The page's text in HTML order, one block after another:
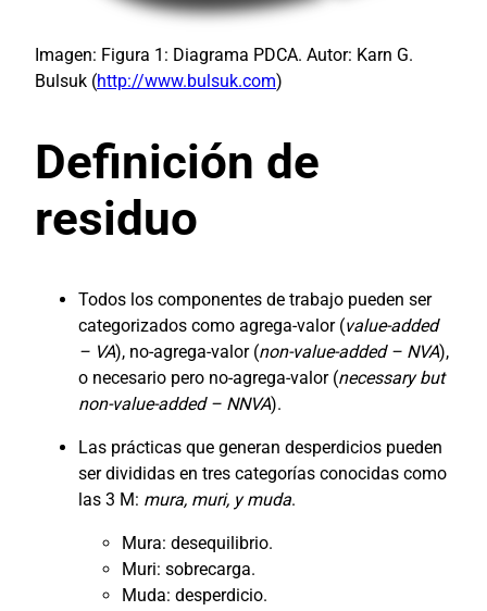
Imagen: Figura 1: Diagrama PDCA. Autor: Karn G.
Bulsuk (http://www.bulsuk.com)
Definición de
residuo
Todos los componentes de trabajo pueden ser
categorizados como agrega-valor (value-added
– VA), no-agrega-valor (non-value-added – NVA),
o necesario pero no-agrega-valor (necessary but
non-value-added – NNVA).
Las prácticas que generan desperdicios pueden
ser divididas en tres categorías conocidas como
las 3 M: mura, muri, y muda.
Mura: desequilibrio.
Muri: sobrecarga.
Muda: desperdicio.